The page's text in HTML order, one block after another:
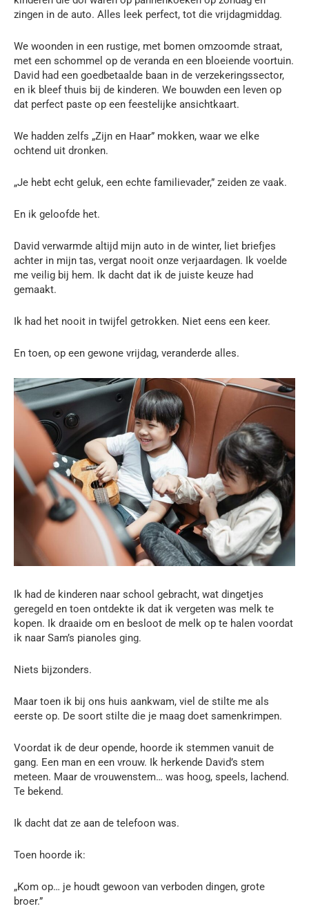
zingen in de auto. Alles leek perfect, tot die vrijdagmiddag.
We woonden in een rustige, met bomen omzoomde straat,
met een schommel op de veranda en een bloeiende voortuin.
David had een goedbetaalde baan in de verzekeringssector,
en ik bleef thuis bij de kinderen. We bouwden een leven op
dat perfect paste op een feestelijke ansichtkaart.
We hadden zelfs „Zijn en Haar” mokken, waar we elke
ochtend uit dronken.
„Je hebt echt geluk, een echte familievader,” zeiden ze vaak.
En ik geloofde het.
David verwarmde altijd mijn auto in de winter, liet briefjes
achter in mijn tas, vergat nooit onze verjaardagen. Ik voelde
me veilig bij hem. Ik dacht dat ik de juiste keuze had
gemaakt.
Ik had het nooit in twijfel getrokken. Niet eens een keer.
En toen, op een gewone vrijdag, veranderde alles.
Ik had de kinderen naar school gebracht, wat dingetjes
geregeld en toen ontdekte ik dat ik vergeten was melk te
kopen. Ik draaide om en besloot de melk op te halen voordat
ik naar Sam’s pianoles ging.
Niets bijzonders.
Maar toen ik bij ons huis aankwam, viel de stilte me als
eerste op. De soort stilte die je maag doet samenkrimpen.
Voordat ik de deur opende, hoorde ik stemmen vanuit de
gang. Een man en een vrouw. Ik herkende David’s stem
meteen. Maar de vrouwenstem… was hoog, speels, lachend.
Te bekend.
Ik dacht dat ze aan de telefoon was.
Toen hoorde ik:
„Kom op… je houdt gewoon van verboden dingen, grote
broer.”